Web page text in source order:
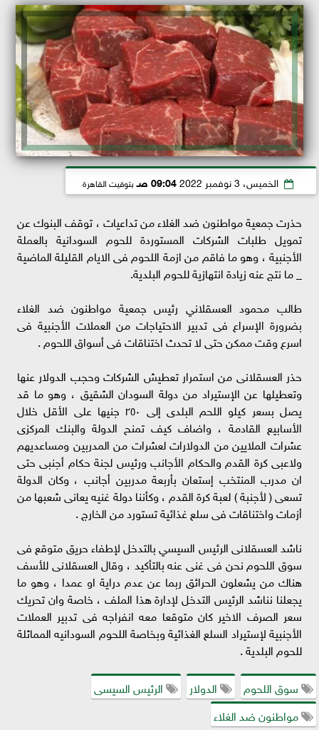
الخميس، 3 نوفمبر 2022 09:04 صـ بتوقيت القاهرة
حذرت جمعية مواطنون ضد الغلاء من تداعيات ، توقف البنوك عن
تمويل طلبات الشركات المستوردة للحوم السودانية بالعملة
الأجنبية ، وهو ما فاقم من ازمة اللحوم فى الايام القليلة الماضية
_ ما نتج عنه زيادة انتهازية للحوم البلدية.
طالب محمود العسقلاني رئيس جمعية مواطنون ضد الغلاء
بضرورة الإسراع فى تدبير الاحتياجات من العملات الأجنبية فى
اسرع وقت ممكن حتى لا تحدث اختناقات فى أسواق اللحوم .
حذر العسقلانى من استمرار تعطيش الشركات وحجب الدولار عنها
وتعطيلها عن الإستيراد من دولة السودان الشقيق ، وهو ما قد
يصل بسعر كيلو اللحم البلدى إلى ٢٥٠ جنيها على الأقل خلال
الأسابيع القادمة ، واضاف كيف تمنح الدولة والبنك المركزى
عشرات الملايين من الدولارات لعشرات من المدربين ومساعديهم
ولاعبى كرة القدم والحكام الأجانب ورئيس لجنة حكام أجنبى حتى
ان مدرب المنتخب إستعان بأربعة مدربين أجانب ، وكان الدولة
تسعى ( لأجنبة ) لعبة كرة القدم ، وكأننا دولة غنيه يعانى شعبها من
أزمات واختناقات فى سلع غذائية تستورد من الخارج .
ناشد العسقلانى الرئيس السيسي بالتدخل لإطفاء حريق متوقع فى
سوق اللحوم نحن فى غنى عنه بالتأكيد ، وقال العسقلانى للأسف
هناك من يشعلون الحرائق ربما عن عدم دراية او عمدا ، وهو ما
يجعلنا نناشد الرئيس التدخل لإدارة هذا الملف ، خاصة وان تحريك
سعر الصرف الاخير كان متوقعا معه انفراجه فى تدبير العملات
الأجنبية لإستيراد السلع الغذائية وبخاصة اللحوم السودانيه المماثلة
للحوم البلدية .
سوق اللحوم
الدولار
الرئيس السيسى
مواطنون ضد الغلاء